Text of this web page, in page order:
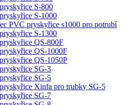
S-800
S-1000
PVC pryskyřice s1000 pro potrubí
S-1300
QS-800F
QS-1000F
QS-1050P
SG-3
SG-5
Xinfa pro trubky SG-5
SG-7